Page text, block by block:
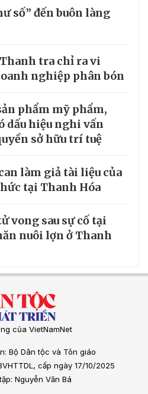
số” đến buôn làng
tra chỉ ra vi
nghiệp phân bón
phẩm mỹ phẩm,
dấu hiệu nghi vấn
sở hữu trí tuệ
làm giả tài liệu của
tại Thanh Hóa
vong sau sự cố tại
nuôi lợn ở Thanh
của VietNamNet
Bộ Dân tộc và Tôn giáo
cấp ngày 17/10/2025
Nguyễn Văn Bá